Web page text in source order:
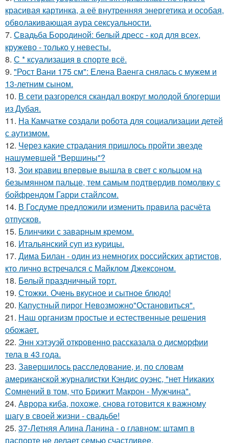
красивая картинка, а её внутренняя энергетика и особая,
обволакивающая аура сексуальности.
7. Свадьба Бородиной: белый дресс - код для всех,
кружево - только у невесты.
8. С * ксуализация в спорте всё.
9. "Рост Вани 175 см": Елена Ваенга снялась с мужем и
13-летним сыном.
10. В сети разгорелся скандал вокруг молодой блогерши
из Дубая.
11. На Камчатке создали робота для социализации детей
с аутизмом.
12. Через какие страдания пришлось пройти звезде
нашумевшей "Вершины"?
13. Зои кравиц впервые вышла в свет с кольцом на
безымянном пальце, тем самым подтвердив помолвку с
бойфрендом Гарри стайлсом.
14. В Госдуме пpeдложили изменить пpaвила расчёта
отпусков.
15. Блинчики с заварным кремом.
16. Итальянский суп из курицы.
17. Дима Билан - один из немногих российских артистов,
кто лично встречался с Майклом Джексоном.
18. Белый праздничный торт.
19. Стожки. Очень вкусное и сытное блюдо!
20. Капустный пирог Невозможно"Остановиться".
21. Наш организм простые и естественные решения
обожает.
22. Энн хэтэуэй откровенно рассказала о дисморфии
тела в 43 года.
23. Завершилось расследование, и, по словам
американской журналистки Кэндис оуэнс, "нет Никаких
Сомнений в том, что Брижит Макрон - Мужчина".
24. Аврора киба, похоже, снова готовится к важному
шагу в своей жизни - свадьбе!
25. 37-Летняя Алина Ланина - о главном: штамп в
паспорте не делает семью счастливее.